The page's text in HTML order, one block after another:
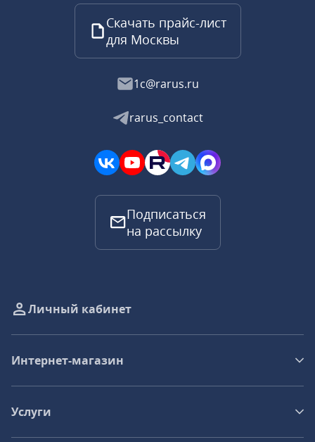
Скачать прайс-лист
для Москвы
1c@rarus.ru
rarus_contact
Подписаться
на рассылку
Личный кабинет
Интернет-магазин
Услуги